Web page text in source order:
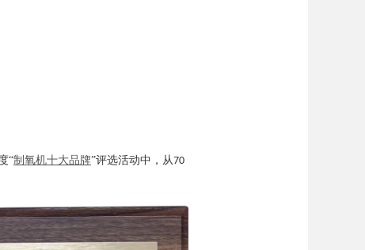
“制氧机十大品牌”评选活动中，从70